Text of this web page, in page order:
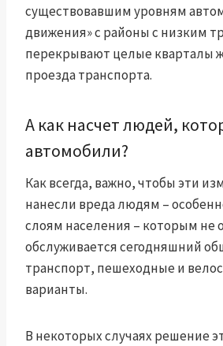
существовавшим уровням
движения» с районы с низким
перекрывают целые кварталы
проезда транспорта.
А как насчет людей,
автомобили?
Как всегда, важно, чтобы эти
нанесли вреда людям –
слоям населения – которым не
обслуживается сегодняшний
транспорт, пешеходные и
варианты.
В некоторых случаях решение